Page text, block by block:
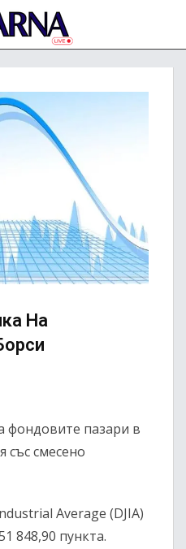
На
фондовите пазари в
смесено
Average (DJIA)
848,90 пункта.